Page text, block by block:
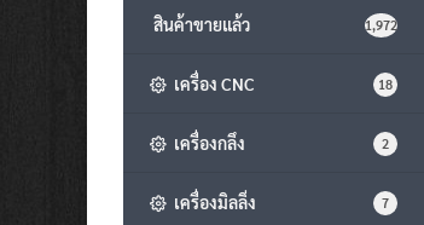
สินค้าขายแล้ว 1,972
เครื่อง CNC 18
เครื่องกลึง 2
เครื่องมิลลิ่ง 7